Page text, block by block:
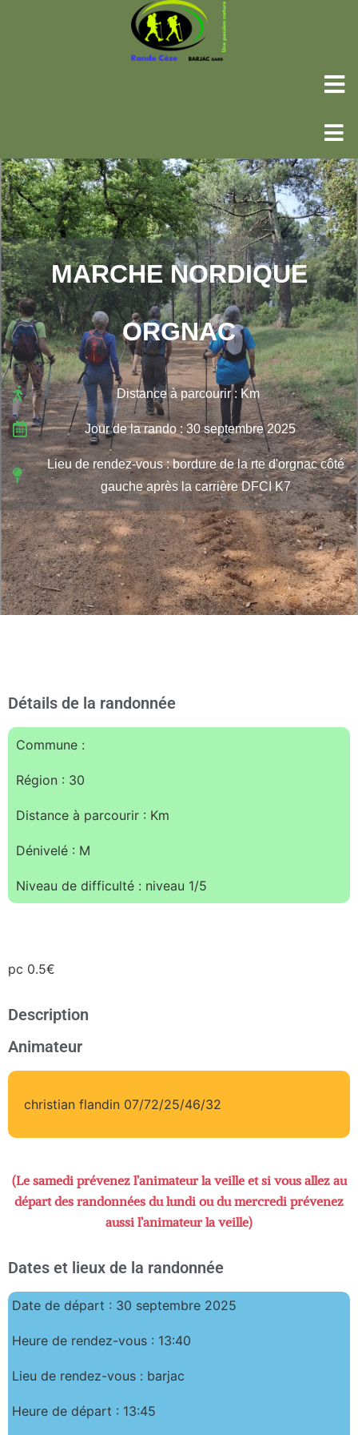
MARCHE NORDIQUE
ORGNAC
Distance à parcourir : Km
Jour de la rando : 30 septembre 2025
Lieu de rendez-vous : bordure de la rte d'orgnac côté
gauche après la carrière DFCI K7
Détails de la randonnée
Commune :
Région : 30
Distance à parcourir : Km
Dénivelé : M
Niveau de difficulté : niveau 1/5
pc 0.5€
Description
Animateur
christian flandin 07/72/25/46/32
(Le samedi prévenez l’animateur la veille et si vous allez au
départ des randonnées du lundi ou du mercredi prévenez
aussi l’animateur la veille)
Dates et lieux de la randonnée
Date de départ : 30 septembre 2025
Heure de rendez-vous : 13:40
Lieu de rendez-vous : barjac
Heure de départ : 13:45